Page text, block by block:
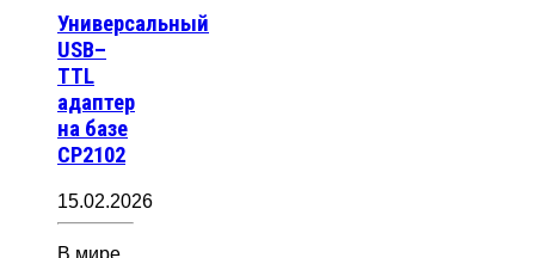
Универсальный
USB–
TTL
адаптер
на базе
CP2102
15.02.2026
В мире